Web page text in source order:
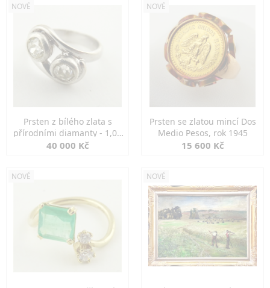
NOVÉ
Prsten z bílého zlata s
přírodními diamanty - 1,00
ct
40 000 Kč
NOVÉ
Prsten se zlatou mincí Dos
Medio Pesos, rok 1945
15 600 Kč
NOVÉ NOVÉ